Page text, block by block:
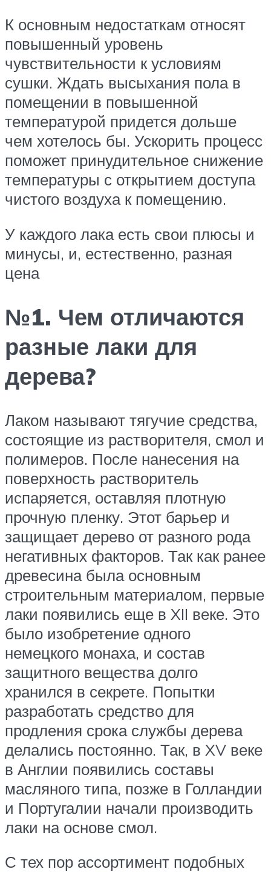
К основным недостаткам относят
повышенный уровень
чувствительности к условиям
сушки. Ждать высыхания пола в
помещении в повышенной
температурой придется дольше
чем хотелось бы. Ускорить процесс
поможет принудительное снижение
температуры с открытием доступа
чистого воздуха к помещению.
У каждого лака есть свои плюсы и
минусы, и, естественно, разная
цена
№1. Чем отличаются
разные лаки для
дерева?
Лаком называют тягучие средства,
состоящие из растворителя, смол и
полимеров. После нанесения на
поверхность растворитель
испаряется, оставляя плотную
прочную пленку. Этот барьер и
защищает дерево от разного рода
негативных факторов. Так как ранее
древесина была основным
строительным материалом, первые
лаки появились еще в XII веке. Это
было изобретение одного
немецкого монаха, и состав
защитного вещества долго
хранился в секрете. Попытки
разработать средство для
продления срока службы дерева
делались постоянно. Так, в XV веке
в Англии появились составы
масляного типа, позже в Голландии
и Португалии начали производить
лаки на основе смол.
С тех пор ассортимент подобных